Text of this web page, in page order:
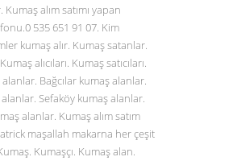
alım satımı yapan
535 651 91 07. Kim
kumaş alır. Kumaş satanlar.
alıcıları. Kumaş satıcıları.
Bağcılar kumaş alanlar.
alanlar. Sefaköy kumaş alanlar.
alanlar. Kumaş alım satım
maşallah makarna her çeşit
Kumaşçı. Kumaş alan.